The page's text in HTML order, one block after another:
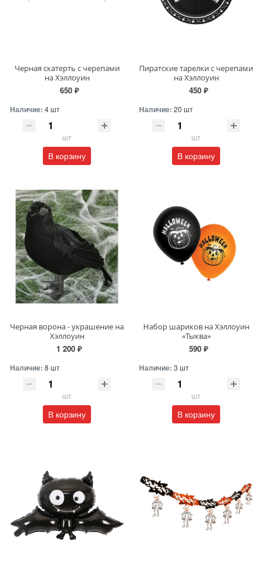
Черная скатерть с черепами
на Хэллоуин
650 ₽
Наличие: 4 шт
шт
В корзину
Пиратские тарелки с черепами
на Хэллоуин
450 ₽
Наличие: 20 шт
шт
В корзину
Черная ворона - украшение на
Хэллоуин
1 200 ₽
Наличие: 8 шт
шт
В корзину
Набор шариков на Хэллоуин
«Тыква»
590 ₽
Наличие: 3 шт
шт
В корзину